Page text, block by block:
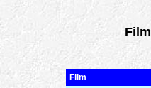
Film